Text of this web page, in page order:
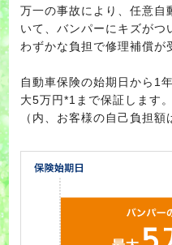
万一の事故により、任意自
いて、バンパーにキズがつ
わずかな負担で修理補償が
自動車保険の始期日から1
大5万円*1まで保証します。
（内、お客様の自己負担額